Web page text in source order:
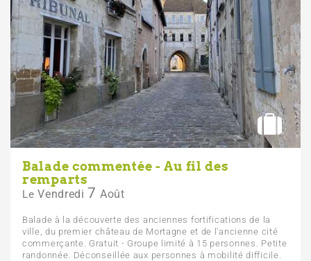
Balade commentée - Au fil des
remparts
Le Vendredi 7 Août
Balade à la découverte des anciennes fortifications de la
ville, du premier château de Mortagne et de l'ancienne cité
commerçante. Gratuit - Groupe limité à 15 personnes. Petite
randonnée. Déconseillée aux personnes à mobilité difficile.